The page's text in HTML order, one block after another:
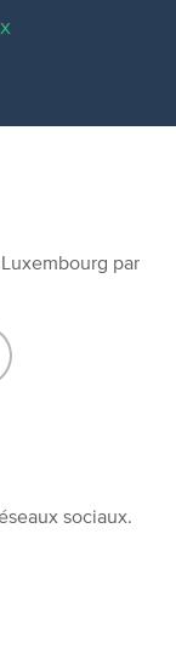
par
sociaux.